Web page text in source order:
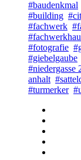
#baudenkmal
#building
#fachwerk
#fotografie
#giebelgaube
#niedergasse
anhalt
#turmerker